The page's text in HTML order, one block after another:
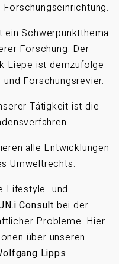
ein Schwerpunktthema
Forschung. Der
Liepe ist demzufolge
Forschungsrevier.
Tätigkeit ist die
alle Entwicklungen
Umweltrechts.
Lifestyle- und
Consult bei der
Probleme. Hier
über unseren
Lipps.